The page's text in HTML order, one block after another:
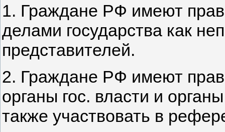
1. Граждане РФ имеют
делами государства как
представителей.
2. Граждане РФ имеют
органы гос. власти и
также участвовать в